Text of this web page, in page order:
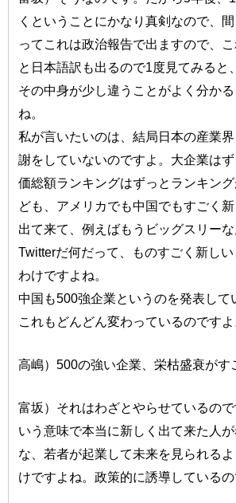
くということにかなり真剣なので、
ってこれは政治報告で出ますので、
と日本語訳も出るので1度見てみると
その中身が少し違うことがよく分か
ね。
私が言いたいのは、結局日本の産業
謝をしていないのですよ。大企業は
価総額ランキングはずっとランキン
ども、アメリカでも中国でもすごく
出て来て、例えばもうビッグスリー
Twitterだ何だって、ものすごく新し
わけですよね。
中国も500強企業というのを発表して
これもどんどん変わっているのですよ
高嶋）500の強い企業、栄枯盛衰がす
富坂）それはわざとやらせているの
いう意味で本当に新しく出て来た人
な、若者が起業して未来を見られる
けですよね。政策的に誘導しているの